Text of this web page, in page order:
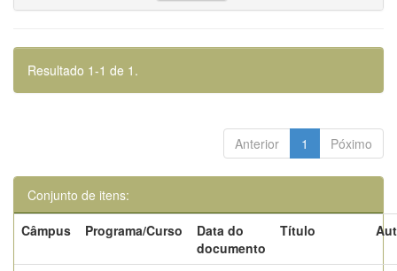
Resultado 1-1 de 1.
Anterior 1 Póximo
Conjunto de itens:
Câmpus
Programa/Curso
Data do
documento
Título